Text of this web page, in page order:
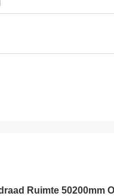
Ruimte 50200mm